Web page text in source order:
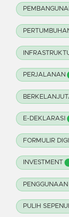
PERJALANAN
E-DEKLARASI
FORMULIR
INVESTMENT
PULIH